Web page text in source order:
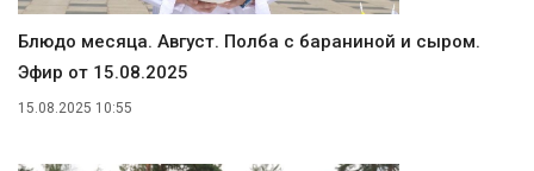
Блюдо месяца. Август. Полба с бараниной и сыром.
Эфир от 15.08.2025
15.08.2025 10:55